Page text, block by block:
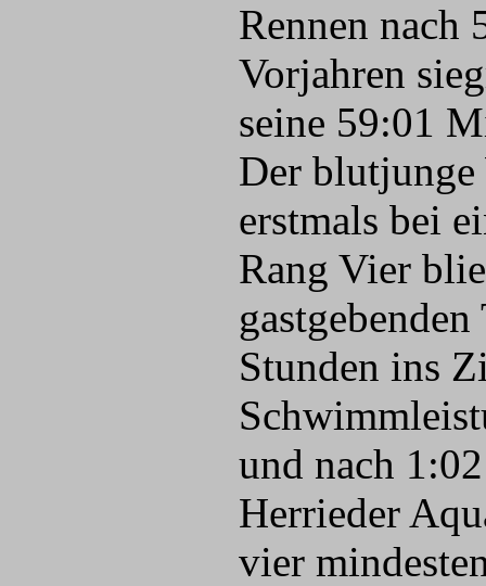
Rennen nach
Vorjahren
seine 59:01
Der blutjunge
erstmals bei
Rang Vier
Stunden ins
und nach
Herrieder
vier